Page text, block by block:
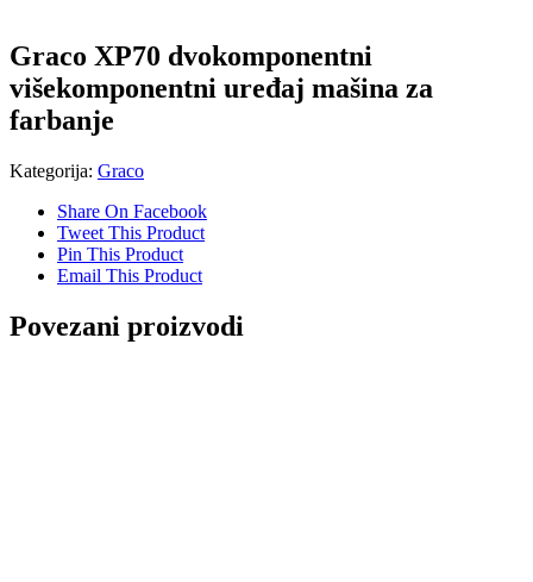
Graco XP70 dvokomponentni
višekomponentni uređaj mašina za
farbanje
Kategorija: Graco
Share On Facebook
Tweet This Product
Pin This Product
Email This Product
Povezani proizvodi